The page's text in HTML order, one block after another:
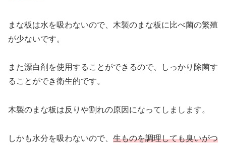
まな板は水を吸わないので、木製のまな板に比べ菌の繁殖
が少ないです。
また漂白剤を使用することができるので、しっかり除菌す
ることができ衛生的です。
木製のまな板は反りや割れの原因になってしまします。
しかも水分を吸わないので、 生ものを調理しても臭いがつ